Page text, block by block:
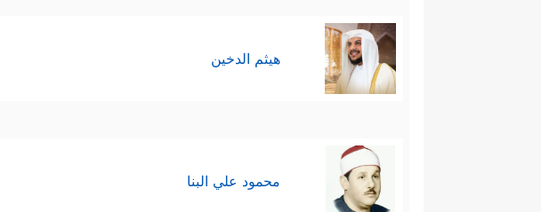
هيثم الدخين
محمود علي البنا